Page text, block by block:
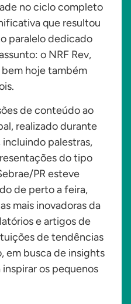
no ciclo completo
que resultou
paralelo dedicado
o NRF Rev,
hoje também
de conteúdo ao
realizado durante
incluindo palestras,
do tipo
PR esteve
de perto a feira,
mais inovadoras da
e artigos de
de tendências
em busca de insights
os pequenos